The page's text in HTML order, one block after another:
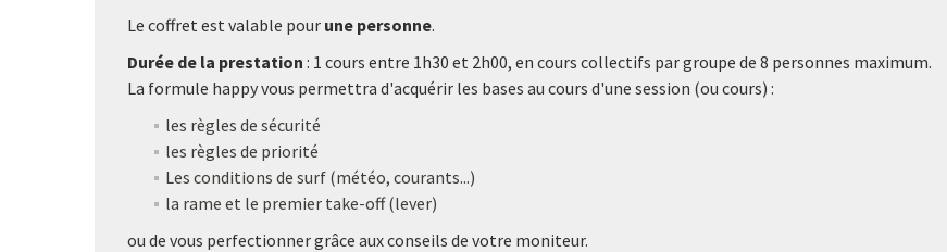
Le coffret est valable pour une personne.
Durée de la prestation : 1 cours entre 1h30 et 2h00, en cours collectifs par groupe de 8 personnes maximum.
La formule happy vous permettra d'acquérir les bases au cours d'une session (ou cours) :
les règles de sécurité
les règles de priorité
Les conditions de surf (météo, courants...)
la rame et le premier take-off (lever)
ou de vous perfectionner grâce aux conseils de votre moniteur.